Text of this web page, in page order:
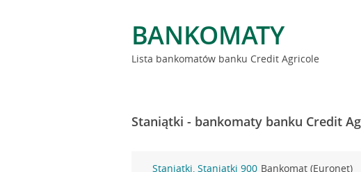
BANKOMATY
Lista bankomatów banku Credit Agricole
Staniątki - bankomaty banku Credit
Staniątki, Staniątki 900 Bankomat (Euronet)